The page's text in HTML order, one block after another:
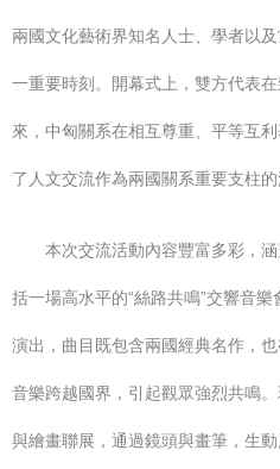
兩國文化藝術界知名人士、學者以
一重要時刻。開幕式上，雙方代表
來，中匈關系在相互尊重、平等互
了人文交流作為兩國關系重要支柱的
本次交流活動內容豐富多彩，
括一場高水平的“絲路共鳴”交響音
演出，曲目既包含兩國經典名作，
音樂跨越國界，引起觀眾強烈共鳴
與繪畫聯展，通過鏡頭與畫筆，生